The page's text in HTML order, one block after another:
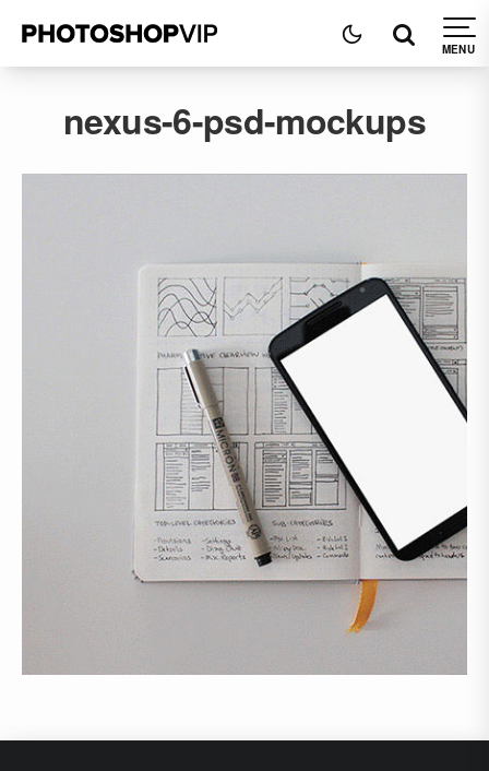
nexus-6-psd-mockups